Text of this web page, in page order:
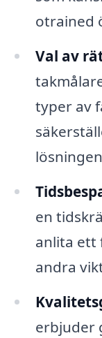
otrained
Val av
typer av
en
anlita ett
andra
erbjuder